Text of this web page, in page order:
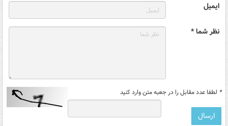
ایمیل
نظر شما *
* لطفا عدد مقابل را در جعبه متن وارد کنید